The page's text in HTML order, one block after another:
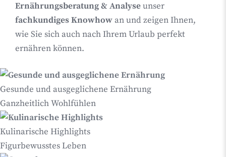
Ernährungsberatung & Analyseunser
fachkundiges Knowhow an und zeigen Ihnen,
wie Sie sich auch nach Ihrem Urlaub perfekt
ernähren können.
Gesunde und ausgeglichene Ernährung
Ganzheitlich Wohlfühlen
Kulinarische Highlights
Figurbewusstes Leben